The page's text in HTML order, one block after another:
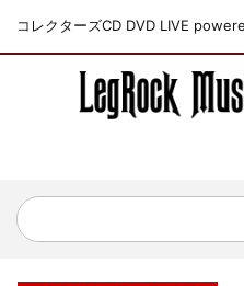
コレクターズCD DVD LIVE
ジャーニー / 1979年5月8+9日 ...
*NEW RELEASE (最新約3ヶ月)